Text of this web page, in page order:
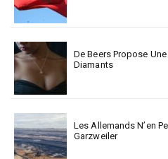
De Beers Propose
Diamants
Les Allemands N’en
Garzweiler